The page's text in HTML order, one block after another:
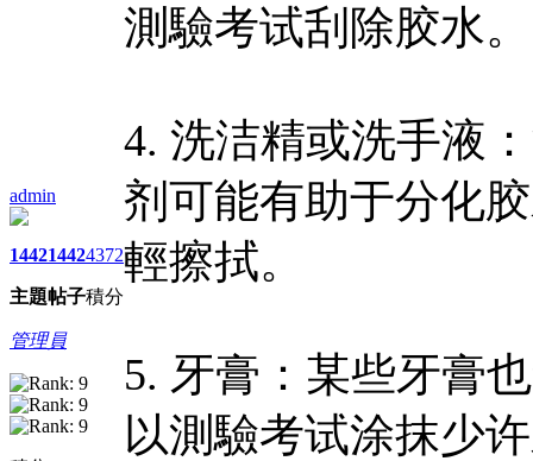
admin
1442
主題
1442
帖子
4372
積分
管理員
測驗考试刮除胶水。
4. 洗洁精或洗手液
剂可能有助于分化
輕擦拭。
5. 牙膏：某些牙膏
以測驗考试涂抹少